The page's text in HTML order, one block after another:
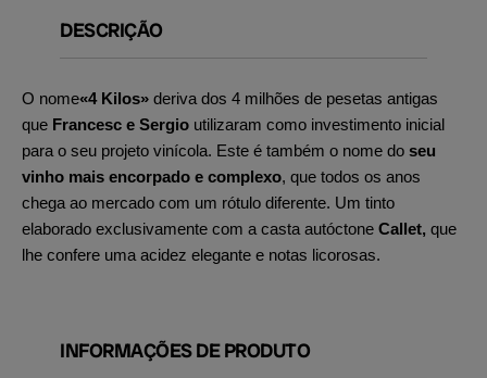
DESCRIÇÃO
O nome«4 Kilos» deriva dos 4 milhões de pesetas antigas
que Francesc e Sergio utilizaram como investimento inicial
para o seu projeto vinícola. Este é também o nome do seu
vinho mais encorpado e complexo, que todos os anos
chega ao mercado com um rótulo diferente. Um tinto
elaborado exclusivamente com a casta autóctone Callet, que
lhe confere uma acidez elegante e notas licorosas.
INFORMAÇÕES DE PRODUTO